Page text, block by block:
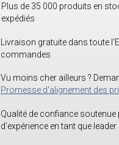
Plus de 35 000 produits en
expédiés
Livraison gratuite dans toute
commandes
Vu moins cher ailleurs ?
Promesse d'alignement des
Qualité de confiance soutenue
d'expérience en tant que